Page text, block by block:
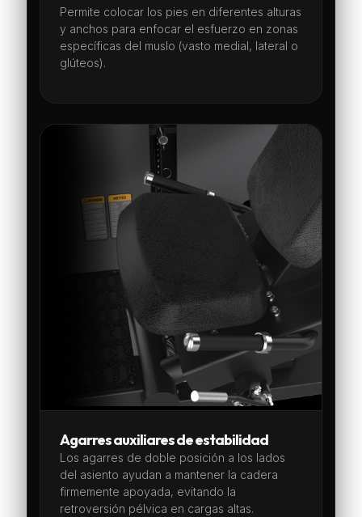
Permite colocar los pies en diferentes alturas
y anchos para enfocar el esfuerzo en zonas
específicas del muslo (vasto medial, lateral o
glúteos).
Agarres auxiliares de estabilidad
Los agarres de doble posición a los lados
del asiento ayudan a mantener la cadera
firmemente apoyada, evitando la
retroversión pélvica en cargas altas.